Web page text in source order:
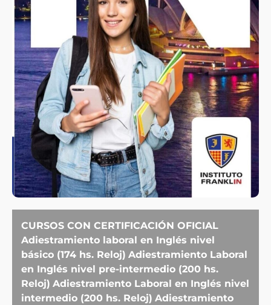
CURSOS CON CERTIFICACIÓN OFICIAL
Adiestramiento laboral en Inglés nivel
básico (174 hs. Reloj) Adiestramiento Laboral
en Inglés nivel pre-intermedio (200 hs.
Reloj) Adiestramiento Laboral en Inglés nivel
intermedio (200 hs. Reloj) Adiestramiento